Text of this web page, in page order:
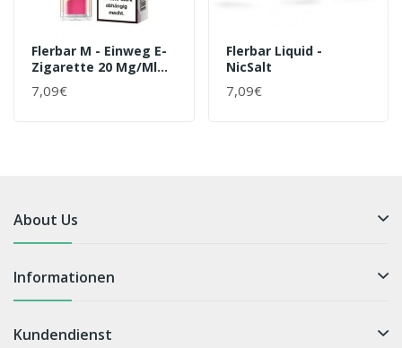
Flerbar M - Einweg E-
Zigarette 20 Mg/ml
7,09€
Flerbar Liquid -
NicSalt
7,09€
About Us
Informationen
Kundendienst